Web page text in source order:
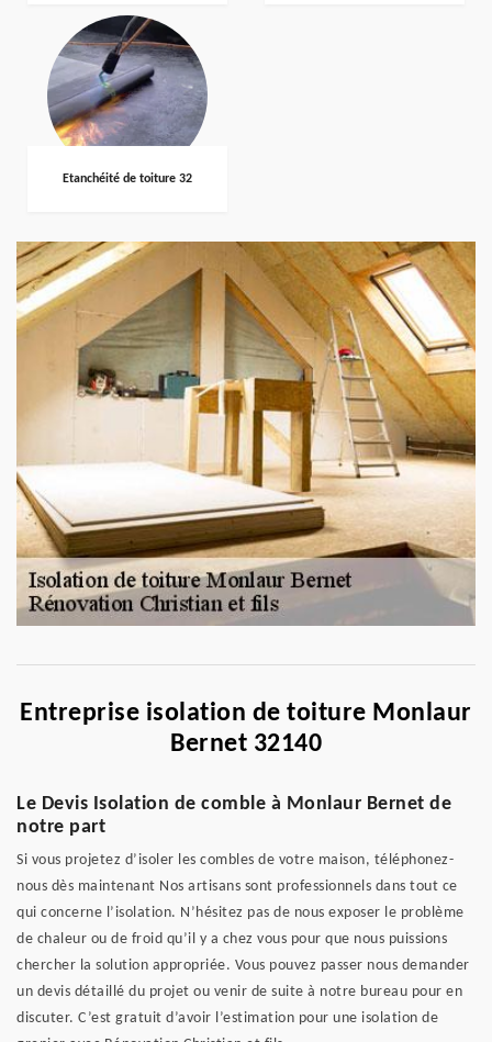
Etanchéité de toiture 32
Entreprise isolation de toiture Monlaur
Bernet 32140
Le Devis Isolation de comble à Monlaur Bernet de
notre part
Si vous projetez d’isoler les combles de votre maison, téléphonez-
nous dès maintenant Nos artisans sont professionnels dans tout ce
qui concerne l’isolation. N’hésitez pas de nous exposer le problème
de chaleur ou de froid qu’il y a chez vous pour que nous puissions
chercher la solution appropriée. Vous pouvez passer nous demander
un devis détaillé du projet ou venir de suite à notre bureau pour en
discuter. C’est gratuit d’avoir l’estimation pour une isolation de